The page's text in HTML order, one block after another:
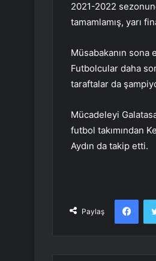
2021-2022
tamamlamış, yarı
Müsabakanın sona
Futbolcular daha
taraftalar da
Mücadeleyi
futbol takımından
Aydın da takip etti.
Paylaş